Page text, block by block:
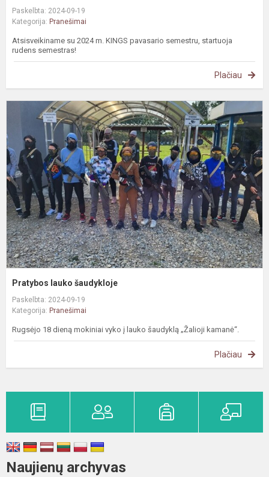
Paskelbta: 2024-09-19
Kategorija: Pranešimai
Atsisveikiname su 2024 m. KINGS pavasario semestru, startuoja
rudens semestras!
Plačiau
Pratybos lauko šaudykloje
Paskelbta: 2024-09-19
Kategorija: Pranešimai
Rugsėjo 18 dieną mokiniai vyko į lauko šaudyklą „Žalioji kamanė“.
Plačiau
Naujienų archyvas